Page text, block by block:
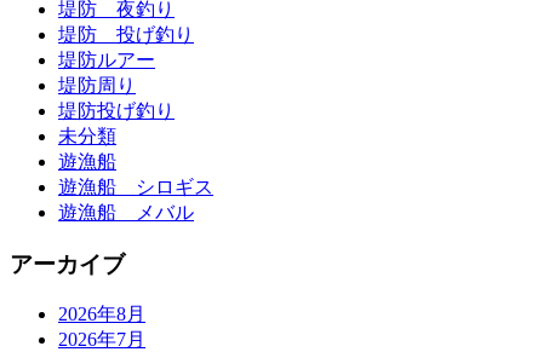
堤防 夜釣り
堤防 投げ釣り
堤防ルアー
堤防周り
堤防投げ釣り
未分類
遊漁船
遊漁船 シロギス
遊漁船 メバル
アーカイブ
2026年8月
2026年7月